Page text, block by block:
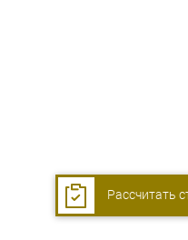
Рассчитать